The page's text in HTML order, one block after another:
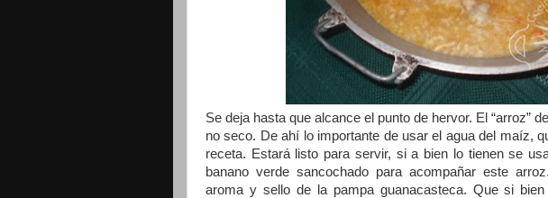
Se deja hasta que alcance el punto de hervor. El “arroz”
no seco. De ahí lo importante de usar el agua del maíz,
receta. Estará listo para servir, si a bien lo tienen se
banano verde sancochado para acompañar este
aroma y sello de la pampa guanacasteca. Que si